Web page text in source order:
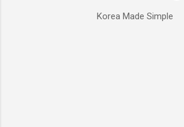
Korea Made Simple